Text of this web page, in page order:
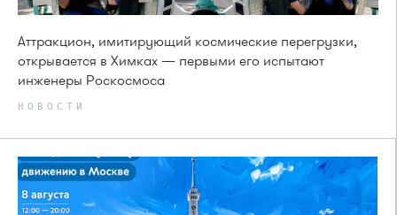
Аттракцион, имитирующий космические перегрузки,
открывается в Химках — первыми его испытают
инженеры Роскосмоса
НОВОСТИ